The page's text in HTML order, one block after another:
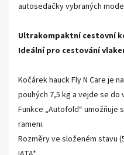
autosedačky vybraných
Ultrakompaktní cestovní
Ideální pro cestování
Kočárek hauck Fly N Care je
pouhých 7,5 kg a vejde se
Funkce „Autofold“ umožňuje
rameni.
Rozměry ve složeném stavu